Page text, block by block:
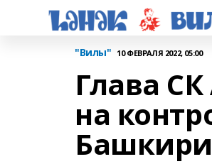
"Вилы" 10 ФЕВРАЛЯ 2022, 05:00
Глава
на